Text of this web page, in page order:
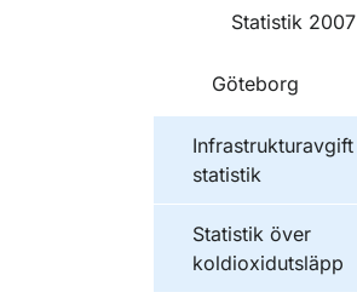
Statistik 2007
Göteborg
Infrastrukturavgift
statistik
Statistik över
koldioxidutsläpp